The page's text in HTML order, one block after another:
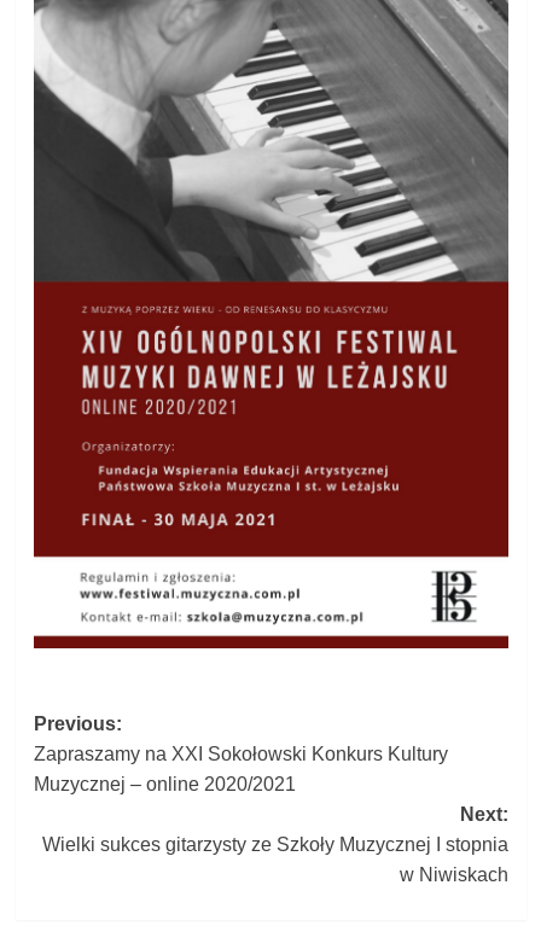
Post
navigation
Previous:
Zapraszamy na XXI Sokołowski Konkurs Kultury
Muzycznej – online 2020/2021
Next:
Wielki sukces gitarzysty ze Szkoły Muzycznej I stopnia
w Niwiskach